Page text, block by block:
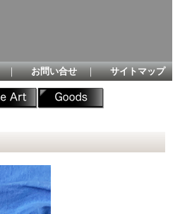
｜ お問い合せ ｜ サイトマップ